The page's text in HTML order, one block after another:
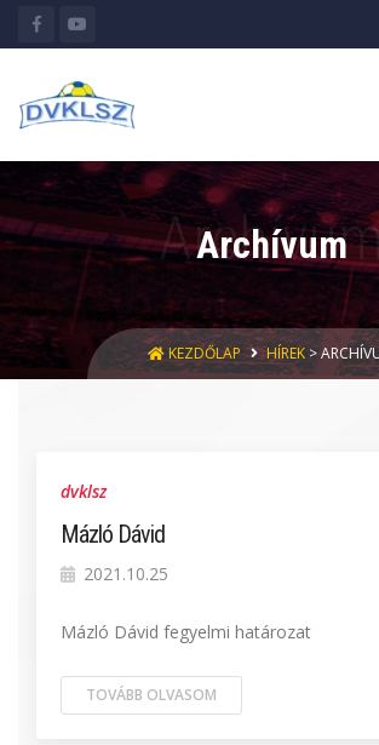
Archívum
KEZDŐLAP HÍREK>
dvklsz
Mázló Dávid
2021.10.25
Mázló Dávid fegyelmi határozat
TOVÁBB OLVASOM